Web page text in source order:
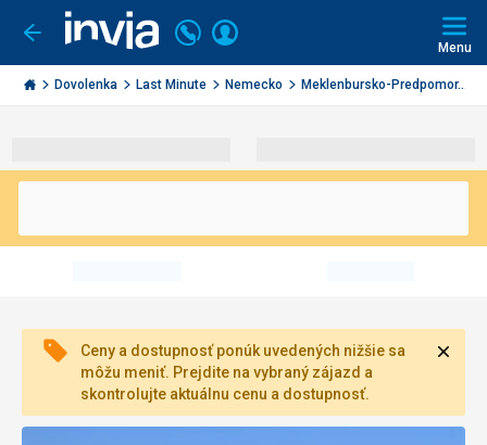
Ísť
späť
Invia.sk
Volajte
+421
2
3221
Prihlásiť
Menu
Dovolenka Last Minute Nemecko Meklenbursko-Predpomor...
Ceny a dostupnosť ponúk uvedených nižšie sa
môžu meniť. Prejdite na vybraný zájazd a
skontrolujte aktuálnu cenu a dostupnosť.